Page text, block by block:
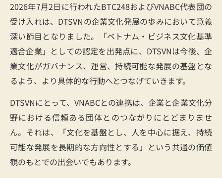
2026年7月2日に行われたBTC248およびVNABC代表団の
受け入れは、DTSVNの企業文化発展の歩みにおいて意義
深い節目となりました。「ベトナム・ビジネス文化基準
適合企業」としての認定を出発点に、DTSVNは今後、企
業文化がガバナンス、運営、持続可能な発展の基盤とな
るよう、より具体的な行動へとつなげていきます。
DTSVNにとって、VNABCとの連携は、企業と企業文化分
野における信頼ある団体とのつながりにとどまりませ
ん。それは、「文化を基盤とし、人を中心に据え、持続
可能な発展を長期的な方向性とする」という共通の価値
観のもとでの出会いでもあります。